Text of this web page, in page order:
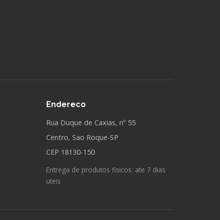
Endereco
Rua Duque de Caxias, nº 55
Centro, Sao Roque-SP
CEP 18130-150
Entrega de produtos fisicos: ate 7 dias
uteis